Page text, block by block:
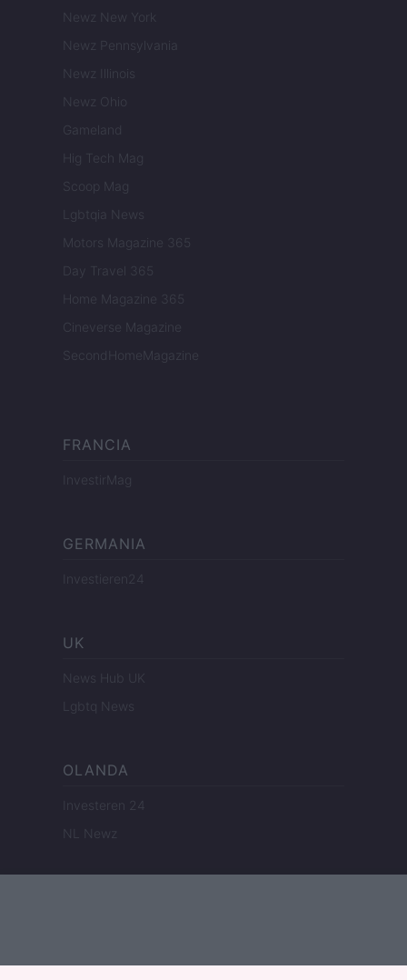
Newz New York
Newz Pennsylvania
Newz Illinois
Newz Ohio
Gameland
Hig Tech Mag
Scoop Mag
Lgbtqia News
Motors Magazine 365
Day Travel 365
Home Magazine 365
Cineverse Magazine
SecondHomeMagazine
FRANCIA
InvestirMag
GERMANIA
Investieren24
UK
News Hub UK
Lgbtq News
OLANDA
Investeren 24
NL Newz